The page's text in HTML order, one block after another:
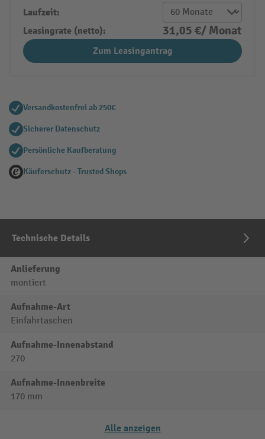
Laufzeit:
Leasingrate (netto):
31,05 €/ Monat
Zum Leasingantrag
Versandkostenfrei ab 250€
Sicherer Datenschutz
Persönliche Kaufberatung
Käuferschutz - Trusted Shops
Technische Details
Anlieferung
montiert
Aufnahme-Art
Einfahrtaschen
Aufnahme-Innenabstand
270
Aufnahme-Innenbreite
170 mm
Alle anzeigen